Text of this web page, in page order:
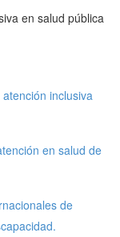
en salud pública
inclusiva
en salud de
de